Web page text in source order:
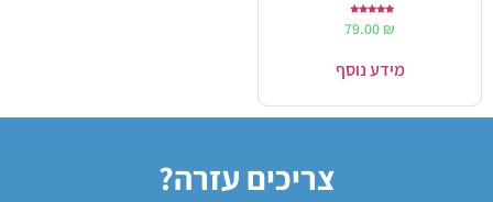
5.00
79.00 ₪
מידע נוסף
צריכים עזרה?